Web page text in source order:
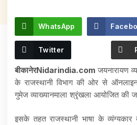
WhatsApp
Twitter
बीकानेरNidarindia.com जयनारायण
के राजस्थानी विभाग की ओर से
गुमेज व्याख्यानमाला श्रृंखला आयोजित की
इसके तहत राजस्थानी भाषा के व्यंग्यकार